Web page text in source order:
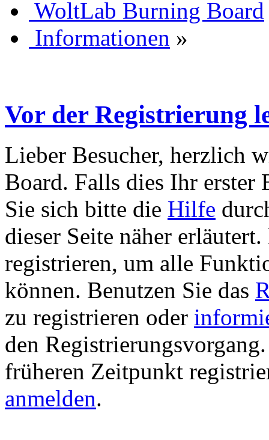
WoltLab Burning Board
Informationen »
Vor der Registrierung
Lieber Besucher, herzlich
Board. Falls dies Ihr erster
Sie sich bitte die Hilfe
dieser Seite näher
registrieren, um alle
können. Benutzen Sie das
zu registrieren oder
den
früheren Zeitpunkt
anmelden.